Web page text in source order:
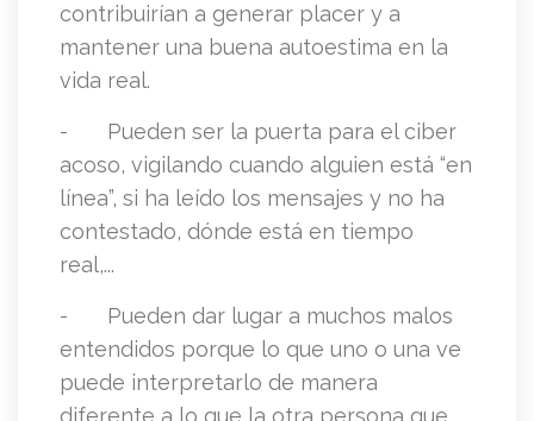
contribuirían a generar placer y a
mantener una buena autoestima en la
vida real.
-
Pueden ser la puerta para el ciber
acoso, vigilando cuando alguien está “en
línea”, si ha leído los mensajes y no ha
contestado, dónde está en tiempo
real,...
-
Pueden dar lugar a muchos malos
entendidos porque lo que uno o una ve
puede interpretarlo de manera